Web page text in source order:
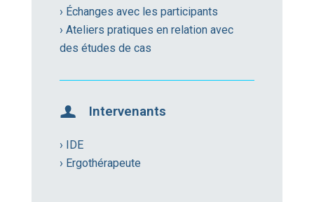
› Échanges avec les participants
› Ateliers pratiques en relation avec
des études de cas
Intervenants
› IDE
› Ergothérapeute